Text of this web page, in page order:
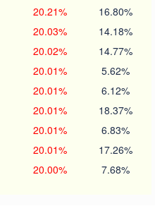
20.21% 16.80%
20.03% 14.18%
20.02% 14.77%
20.01% 5.62%
20.01% 6.12%
20.01% 18.37%
20.01% 6.83%
20.01% 17.26%
20.00% 7.68%